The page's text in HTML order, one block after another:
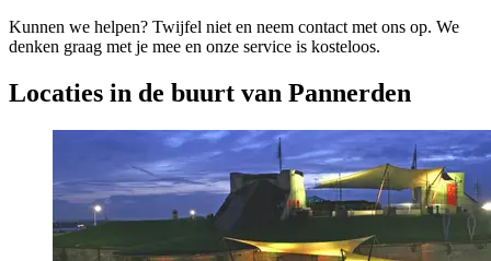
Kunnen we helpen? Twijfel niet en neem contact met ons op. We
denken graag met je mee en onze service is kosteloos.
Locaties in de buurt van Pannerden